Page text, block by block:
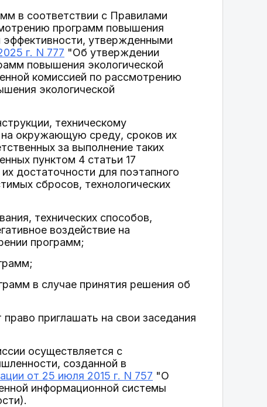
в соответствии с Правилами
программ повышения
эффективности, утвержденными
г. N 777 "Об утверждении
повышения экологической
комиссией по рассмотрению
экологической
техническому
окружающую среду, сроков их
за выполнение таких
пунктом 4 статьи 17
достаточности для поэтапного
сбросов, технологических
технических способов,
воздействие на
программ;
в случае принятия решения об
приглашать на свои заседания
осуществляется с
созданной в
от 25 июля 2015 г. N 757 "О
информационной системы